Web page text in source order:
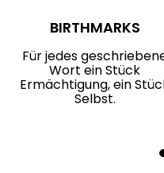
BIRTHMARKS
Für jedes
Wort ein Stück
Ermächtigung, ein
Selbst.